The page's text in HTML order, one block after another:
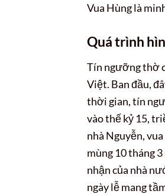
Vua Hùng là
Quá trình
Tín ngưỡng thờ
Việt. Ban đầu,
thời gian, tín
vào thế kỷ 15,
nhà Nguyễn,
mùng 10 tháng
nhận của nhà
ngày lễ mang